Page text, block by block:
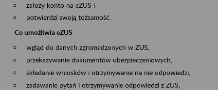
założy konto na eZUS i
potwierdzi swoją tożsamość.
Co umożliwia eZUS
wgląd do danych zgromadzonych w ZUS,
przekazywanie dokumentów ubezpieczeniowych,
składanie wniosków i otrzymywanie na nie odpowiedzi,
zadawanie pytań i otrzymywanie odpowiedzi z ZUS,